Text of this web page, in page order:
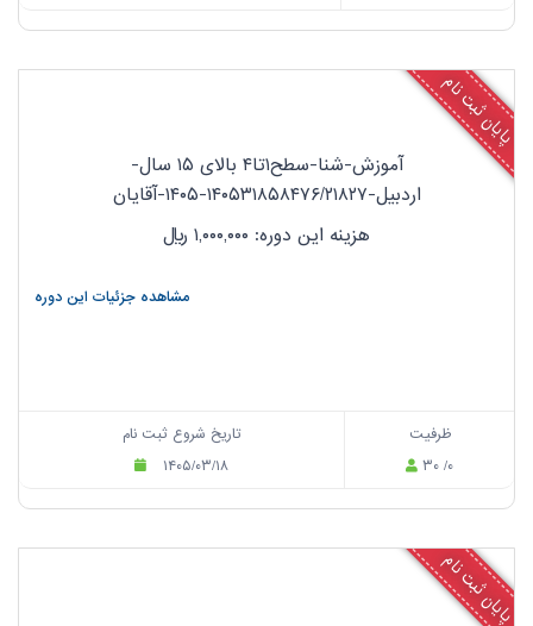
پایان ثبت نام
آموزش-شنا-سطح۱تا۴ بالای ۱۵ سال-
اردبیل-۱۴۰۵۳۱۸۵۸۴۷۶/۲۱۸۲۷-۱۴۰۵-آقایان
هزینه این دوره: ۱,۰۰۰,۰۰۰
ریال
مشاهده جزئیات این دوره
تاریخ شروع ثبت نام
۱۴۰۵/۰۳/۱۸
ظرفیت
۳۰ /۰
پایان ثبت نام